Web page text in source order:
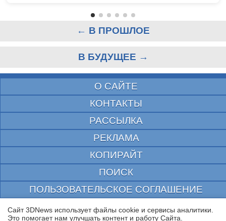
← В ПРОШЛОЕ
В БУДУЩЕЕ →
О САЙТЕ
КОНТАКТЫ
РАССЫЛКА
РЕКЛАМА
КОПИРАЙТ
ПОИСК
ПОЛЬЗОВАТЕЛЬСКОЕ СОГЛАШЕНИЕ
ЗАЩИЩЕНО CURATOR
Сайт 3DNews использует файлы cookie и сервисы аналитики.
Это помогает нам улучшать контент и работу Cайта.